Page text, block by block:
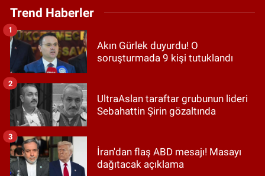
Trend Haberler
Akın Gürlek duyurdu! O
soruşturmada 9 kişi tutuklandı
1
UltraAslan taraftar grubunun lideri
Sebahattin Şirin gözaltında
2
İran'dan flaş ABD mesajı! Masayı
dağıtacak açıklama
3